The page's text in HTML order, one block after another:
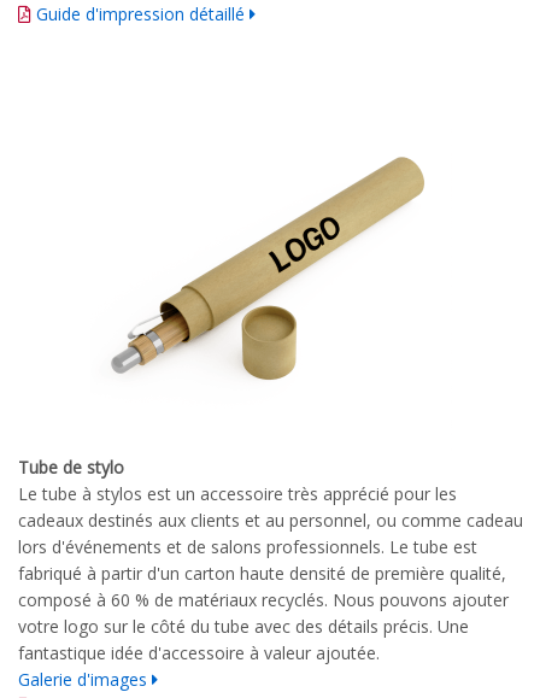
Guide d'impression détaillé
Tube de stylo
Le tube à stylos est un accessoire très apprécié pour les
cadeaux destinés aux clients et au personnel, ou comme cadeau
lors d'événements et de salons professionnels. Le tube est
fabriqué à partir d'un carton haute densité de première qualité,
composé à 60 % de matériaux recyclés. Nous pouvons ajouter
votre logo sur le côté du tube avec des détails précis. Une
fantastique idée d'accessoire à valeur ajoutée.
Galerie d'images